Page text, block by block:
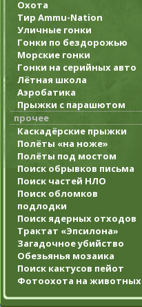
Охота
Тир Ammu-Nation
Уличные гонки
Гонки по бездорожью
Морские гонки
Гонки на серийных авто
Лётная школа
Аэробатика
Прыжки с парашютом
прочее
Каскадёрские прыжки
Полёты «на ноже»
Полёты под мостом
Поиск обрывков письма
Поиск частей НЛО
Поиск обломков
подлодки
Поиск ядерных отходов
Трактат «Эпсилона»
Загадочное убийство
Обезьянья мозаика
Поиск кактусов пейот
Фотоохота на животных